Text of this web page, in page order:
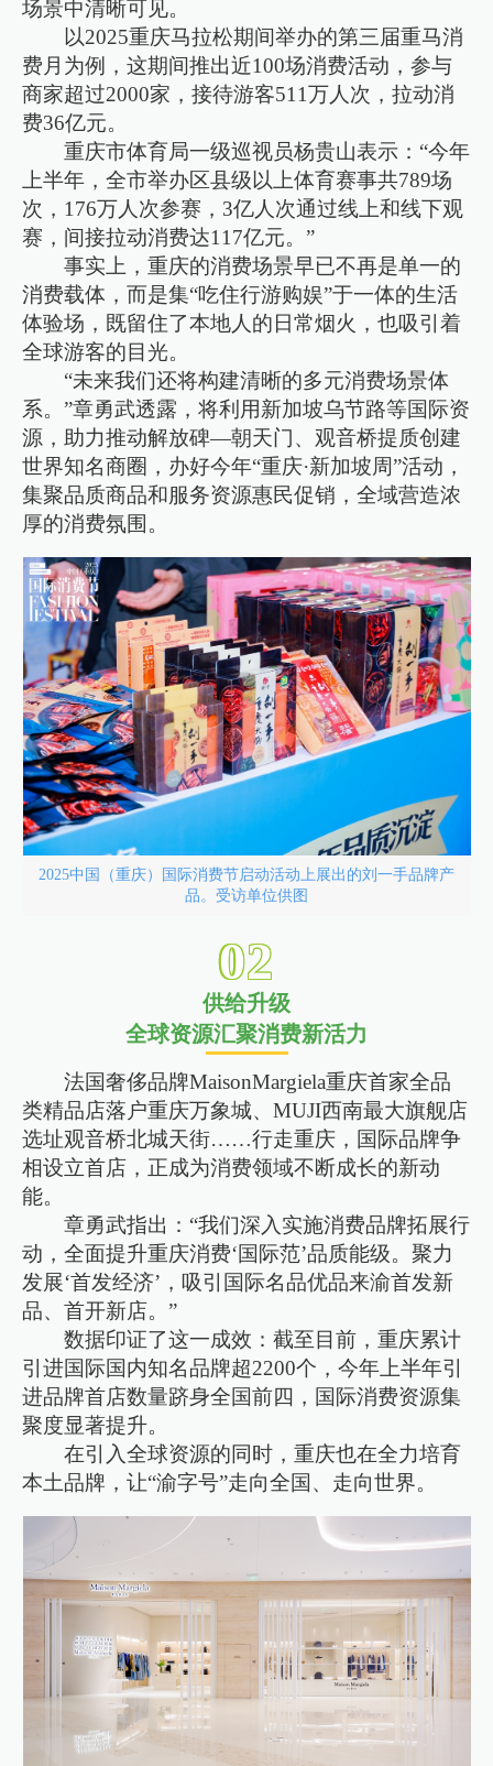
场景中清晰可见。
以2025重庆马拉松期间举办的第三届重马消
费月为例，这期间推出近100场消费活动，参与
商家超过2000家，接待游客511万人次，拉动消
费36亿元。
重庆市体育局一级巡视员杨贵山表示：“今年
上半年，全市举办区县级以上体育赛事共789场
次，176万人次参赛，3亿人次通过线上和线下观
赛，间接拉动消费达117亿元。”
事实上，重庆的消费场景早已不再是单一的
消费载体，而是集“吃住行游购娱”于一体的生活
体验场，既留住了本地人的日常烟火，也吸引着
全球游客的目光。
“未来我们还将构建清晰的多元消费场景体
系。”章勇武透露，将利用新加坡乌节路等国际资
源，助力推动解放碑—朝天门、观音桥提质创建
世界知名商圈，办好今年“重庆·新加坡周”活动，
集聚品质商品和服务资源惠民促销，全域营造浓
厚的消费氛围。
2025中国（重庆）国际消费节启动活动上展出的刘一手品牌产
品。受访单位供图
02
供给升级
全球资源汇聚消费新活力
法国奢侈品牌MaisonMargiela重庆首家全品
类精品店落户重庆万象城、MUJI西南最大旗舰店
选址观音桥北城天街……行走重庆，国际品牌争
相设立首店，正成为消费领域不断成长的新动
能。
章勇武指出：“我们深入实施消费品牌拓展行
动，全面提升重庆消费‘国际范’品质能级。聚力
发展‘首发经济’，吸引国际名品优品来渝首发新
品、首开新店。”
数据印证了这一成效：截至目前，重庆累计
引进国际国内知名品牌超2200个，今年上半年引
进品牌首店数量跻身全国前四，国际消费资源集
聚度显著提升。
在引入全球资源的同时，重庆也在全力培育
本土品牌，让“渝字号”走向全国、走向世界。